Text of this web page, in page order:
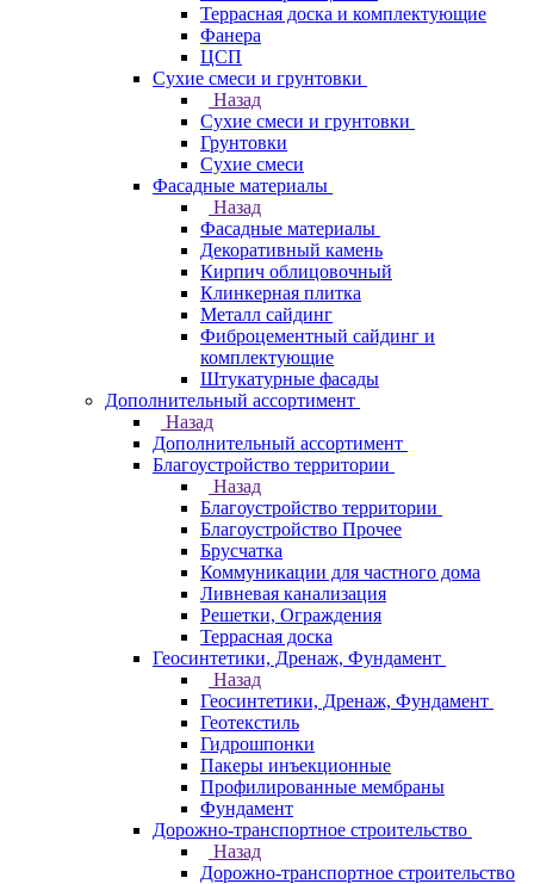
Террасная доска и комплектующие
Фанера
ЦСП
Сухие смеси и грунтовки
Назад
Сухие смеси и грунтовки
Грунтовки
Сухие смеси
Фасадные материалы
Назад
Фасадные материалы
Декоративный камень
Кирпич облицовочный
Клинкерная плитка
Металл сайдинг
Фиброцементный сайдинг и
комплектующие
Штукатурные фасады
Дополнительный ассортимент
Назад
Дополнительный ассортимент
Благоустройство территории
Назад
Благоустройство территории
Благоустройство Прочее
Брусчатка
Коммуникации для частного дома
Ливневая канализация
Решетки, Ограждения
Террасная доска
Геосинтетики, Дренаж, Фундамент
Назад
Геосинтетики, Дренаж, Фундамент
Геотекстиль
Гидрошпонки
Пакеры инъекционные
Профилированные мембраны
Фундамент
Дорожно-транспортное строительство
Назад
Дорожно-транспортное строительство